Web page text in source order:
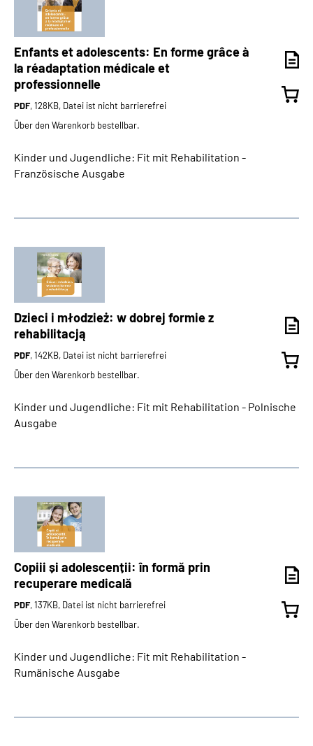
Enfants et adolescents: En forme grâce à
la réadaptation médicale et
professionnelle
PDF, 128KB, Datei ist nicht barrierefrei
Über den Warenkorb bestellbar.
Kinder und Jugendliche: Fit mit Rehabilitation -
Französische Ausgabe
Dzieci i młodzież: w dobrej formie z
rehabilitacją
PDF, 142KB, Datei ist nicht barrierefrei
Über den Warenkorb bestellbar.
Kinder und Jugendliche: Fit mit Rehabilitation - Polnische
Ausgabe
Copiii și adolescenții: în formă prin
recuperare medicală
PDF, 137KB, Datei ist nicht barrierefrei
Über den Warenkorb bestellbar.
Kinder und Jugendliche: Fit mit Rehabilitation -
Rumänische Ausgabe